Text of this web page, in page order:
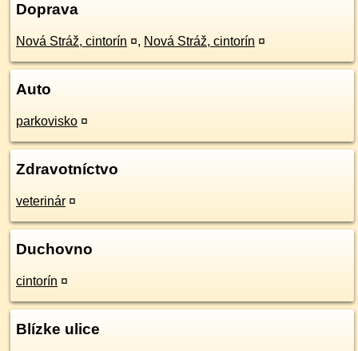
Doprava
Nová Stráž, cintorín ¤, Nová Stráž, cintorín ¤
Auto
parkovisko ¤
Zdravotníctvo
veterinár ¤
Duchovno
cintorín ¤
Blízke ulice